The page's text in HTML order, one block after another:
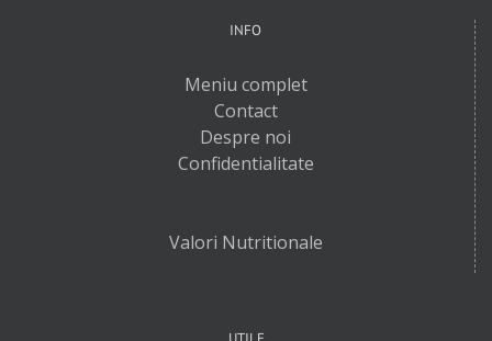
INFO
Meniu complet
Contact
Despre noi
Confidentialitate
Valori Nutritionale